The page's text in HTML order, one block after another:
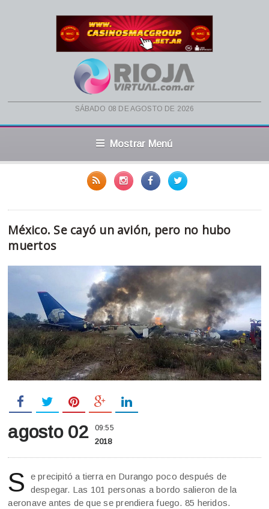
sábado 08 de agosto de 2026
Mostrar Menú
México. Se cayó un avión, pero no hubo
muertos
agosto 02 09:55
2018
S
e precipitó a tierra en Durango poco después de
despegar. Las 101 personas a bordo salieron de la
aeronave antes de que se prendiera fuego. 85 heridos.